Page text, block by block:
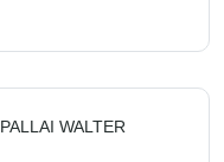
PALLAI WALTER